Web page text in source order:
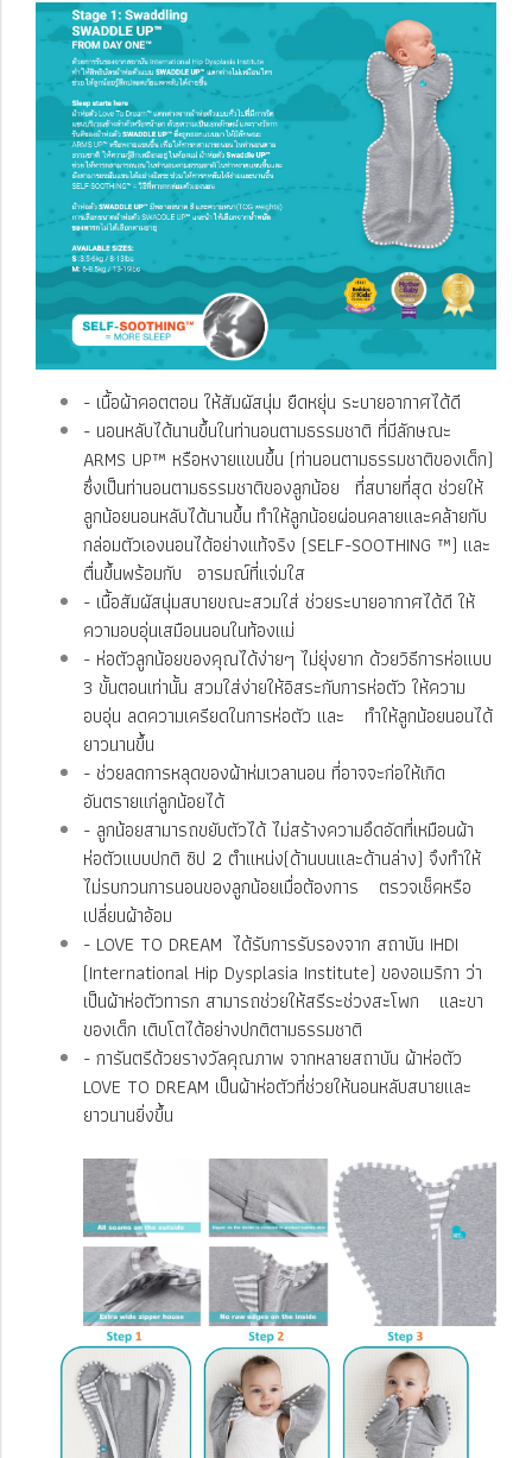
- เนื้อผ้าคอตตอน ให้สัมผัสนุ่ม ยืดหยุ่น ระบายอากาศได้ดี
- นอนหลับได้นานขึ้นในท่านอนตามธรรมชาติ ที่มีลักษณะ
ARMS UP™ หรือหงายแขนขึ้น (ท่านอนตามธรรมชาติของเด็ก)
ซึ่งเป็นท่านอนตามธรรมชาติของลูกน้อย ที่สบายที่สุด ช่วยให้
ลูกน้อยนอนหลับได้นานขึ้น ทำให้ลูกน้อยผ่อนคลายและคล้ายกับ
กล่อมตัวเองนอนได้อย่างแท้จริง (SELF-SOOTHING ™) และ
ตื่นขึ้นพร้อมกับ อารมณ์ที่แจ่มใส
- เนื้อสัมผัสนุ่มสบายขณะสวมใส่ ช่วยระบายอากาศได้ดี ให้
ความอบอุ่นเสมือนนอนในท้องแม่
- ห่อตัวลูกน้อยของคุณได้ง่ายๆ ไม่ยุ่งยาก ด้วยวิธีการห่อแบบ
3 ขั้นตอนเท่านั้น สวมใส่ง่ายให้อิสระกับการห่อตัว ให้ความ
อบอุ่น ลดความเครียดในการห่อตัว และ ทำให้ลูกน้อยนอนได้
ยาวนานขึ้น
- ช่วยลดการหลุดของผ้าห่มเวลานอน ที่อาจจะก่อให้เกิด
อันตรายแก่ลูกน้อยได้
- ลูกน้อยสามารถขยับตัวได้ ไม่สร้างความอึดอัดที่เหมือนผ้า
ห่อตัวแบบปกติ ซิป 2 ตำแหน่ง(ด้านบนและด้านล่าง) จึงทำให้
ไม่รบกวนการนอนของลูกน้อยเมื่อต้องการ ตรวจเช็คหรือ
เปลี่ยนผ้าอ้อม
- LOVE TO DREAM ได้รับการรับรองจาก สถาบัน IHDI
(International Hip Dysplasia Institute) ของอเมริกา ว่า
เป็นผ้าห่อตัวทารก สามารถช่วยให้สรีระช่วงสะโพก และขา
ของเด็ก เติบโตได้อย่างปกติตามธรรมชาติ
- การันตรีด้วยรางวัลคุณภาพ จากหลายสถาบัน ผ้าห่อตัว
LOVE TO DREAM เป็นผ้าห่อตัวที่ช่วยให้นอนหลับสบายและ
ยาวนานยิ่งขึ้น